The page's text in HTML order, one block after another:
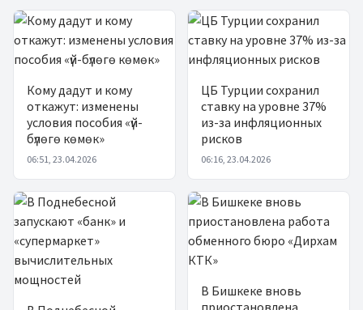
Кому дадут и кому
откажут: изменены
условия пособия «үй-
бүлөгө көмөк»
06:51, 23.04.2026
ЦБ Турции сохранил
ставку на уровне 37%
из-за инфляционных
рисков
06:16, 23.04.2026
В Бишкеке вновь
приостановлена